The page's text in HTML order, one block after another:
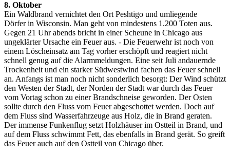
8. Oktober
Ein Waldbrand vernichtet den Ort Peshtigo und umliegende
Dörfer in Wisconsin. Man geht von mindestens 1.200 Toten aus.
Gegen 21 Uhr abends bricht in einer Scheune in Chicago aus
ungeklärter Ursache ein Feuer aus. - Die Feuerwehr ist noch von
einem Löscheinsatz am Tag vorher erschöpft und reagiert nicht
schnell genug auf die Alarmmeldungen. Eine seit Juli andauernde
Trockenheit und ein starker Südwestwind fachen das Feuer schnell
an. Anfangs ist man noch nicht sonderlich besorgt: Der Wind schützt
den Westen der Stadt, der Norden der Stadt war durch das Feuer
vom Vortag schon zu einer Brandschneise geworden. Der Osten
sollte durch den Fluss vom Feuer abgeschottet werden. Doch auf
dem Fluss sind Wasserfahrzeuge aus Holz, die in Brand geraten.
Der immense Funkenflug setzt Holzhäuser im Ostteil in Brand, und
auf dem Fluss schwimmt Fett, das ebenfalls in Brand gerät. So greift
das Feuer auch auf den Ostteil von Chicago über.